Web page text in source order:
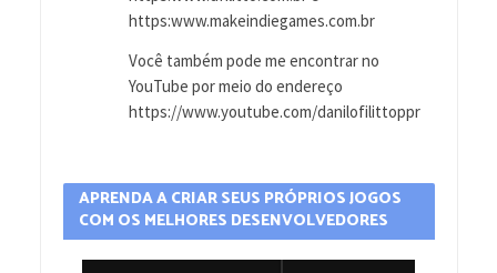
https:www.makeindiegames.com.br
Você também pode me encontrar no
YouTube por meio do endereço
https://www.youtube.com/danilofilittoppr
APRENDA A CRIAR SEUS PRÓPRIOS JOGOS
COM OS MELHORES DESENVOLVEDORES